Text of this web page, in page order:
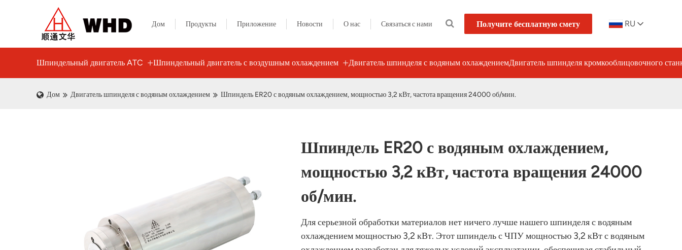
Дом Продукты Приложение Новости О нас Связаться с нами Получите бесплатную смету RU
Шпиндельный двигатель ATC Шпиндельный двигатель с воздушным охлаждением Двигатель шпинделя с водяным охлаждениемДвигатель шпинделя кромкооблицовочного
Дом Двигатель шпинделя с водяным охлаждением Шпиндель ER20 с водяным охлаждением, мощностью 3,2 кВт, частота вращения 24000 об/мин.
Шпиндель ER20 с водяным охлаждением,
мощностью 3,2 кВт, частота вращения 24000
об/мин.
Для серьезной обработки материалов нет ничего лучше нашего шпинделя с водяным
охлаждением мощностью 3,2 кВт. Этот шпиндель с ЧПУ мощностью 3,2 кВт с водяным